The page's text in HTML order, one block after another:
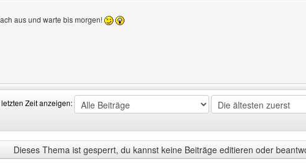
aus und warte bis morgen!
Benutzers besuchen: grafikerxteam
Zeit anzeigen:
Dieses Thema ist gesperrt, du kannst keine Beiträge editieren oder